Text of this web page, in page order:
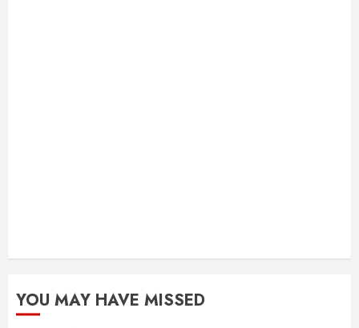
YOU MAY HAVE MISSED